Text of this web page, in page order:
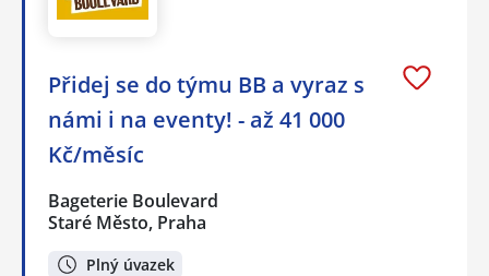
Přidej se do týmu BB a vyraz s
námi i na eventy! - až 41 000
Kč/měsíc
Bageterie Boulevard
Staré Město, Praha
Plný úvazek